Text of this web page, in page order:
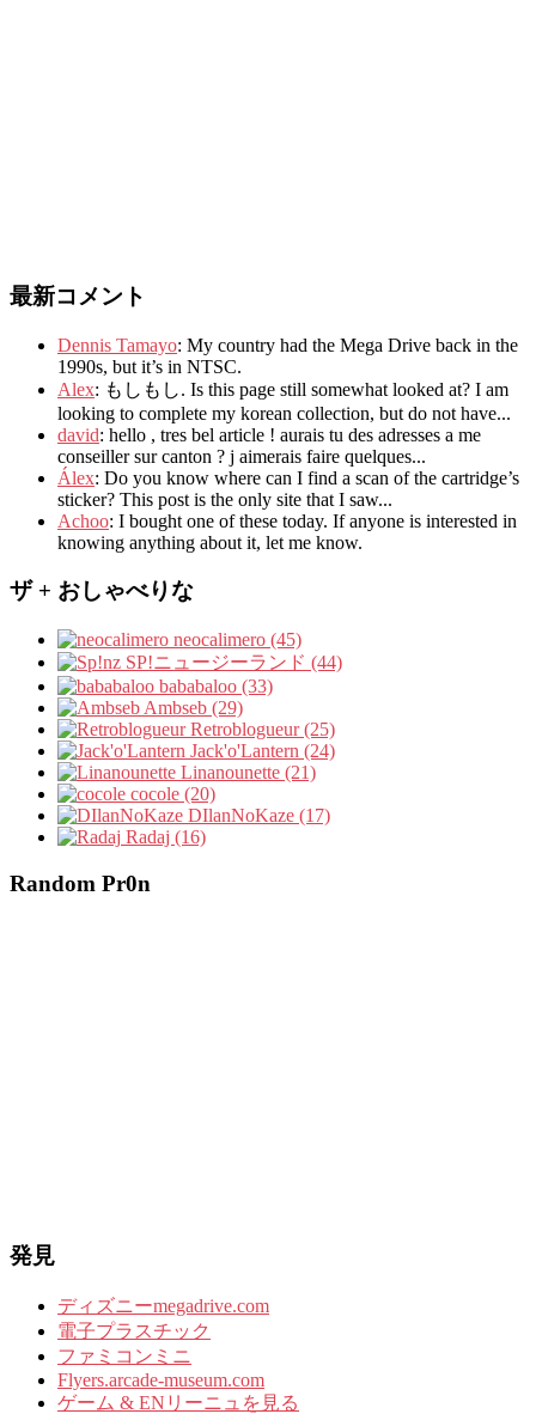
最新コメント
Dennis Tamayo: My country had the Mega Drive back in the
1990s, but it’s in NTSC.
Alex: もしもし. Is this page still somewhat looked at? I am
looking to complete my korean collection, but do not have...
david: hello , tres bel article ! aurais tu des adresses a me
conseiller sur canton ? j aimerais faire quelques...
Álex: Do you know where can I find a scan of the cartridge’s
sticker? This post is the only site that I saw...
Achoo: I bought one of these today. If anyone is interested in
knowing anything about it, let me know.
ザ + おしゃべりな
neocalimero (45)
SP!ニュージーランド (44)
bababaloo (33)
Ambseb (29)
Retroblogueur (25)
Jack'o'Lantern (24)
Linanounette (21)
cocole (20)
DIlanNoKaze (17)
Radaj (16)
Random Pr0n
発見
ディズニーmegadrive.com
電子プラスチック
ファミコンミニ
Flyers.arcade-museum.com
ゲーム & ENリーニュを見る